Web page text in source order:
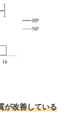
が改善している